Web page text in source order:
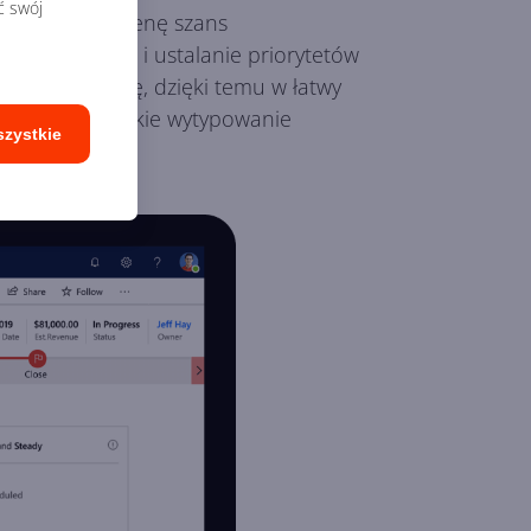
swój
oraz ocenę szans
raportów i ustalanie priorytetów
daną chwilę, dzięki temu w łatwy
się szybkie wytypowanie